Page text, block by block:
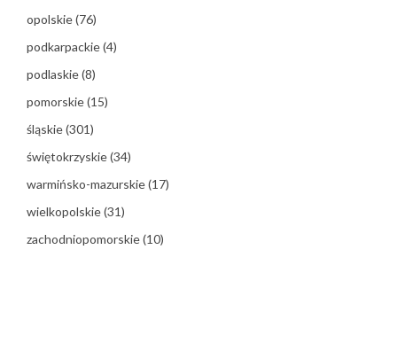
opolskie(76)
podkarpackie(4)
podlaskie(8)
pomorskie(15)
śląskie(301)
świętokrzyskie(34)
warmińsko-mazurskie(17)
wielkopolskie(31)
zachodniopomorskie(10)